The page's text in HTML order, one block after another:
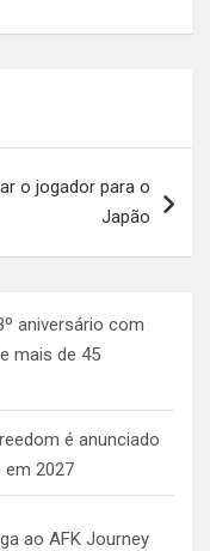
o jogador para o
Japão
aniversário com
mais de 45
é anunciado
em 2027
ao AFK Journey